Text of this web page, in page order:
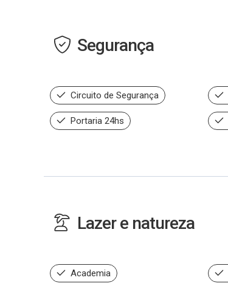
Segurança
Circuito de Segurança
Portaria 24hs
Lazer e natureza
Academia